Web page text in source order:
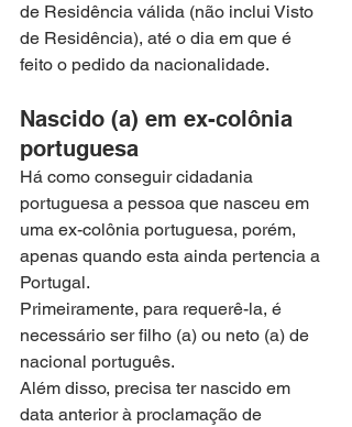
de Residência válida (não inclui Visto
de Residência), até o dia em que é
feito o pedido da nacionalidade.
Nascido (a) em ex-colônia
portuguesa
Há como conseguir cidadania
portuguesa a pessoa que nasceu em
uma ex-colônia portuguesa, porém,
apenas quando esta ainda pertencia a
Portugal.
Primeiramente, para requerê-la, é
necessário ser filho (a) ou neto (a) de
nacional português.
Além disso, precisa ter nascido em
data anterior à proclamação de